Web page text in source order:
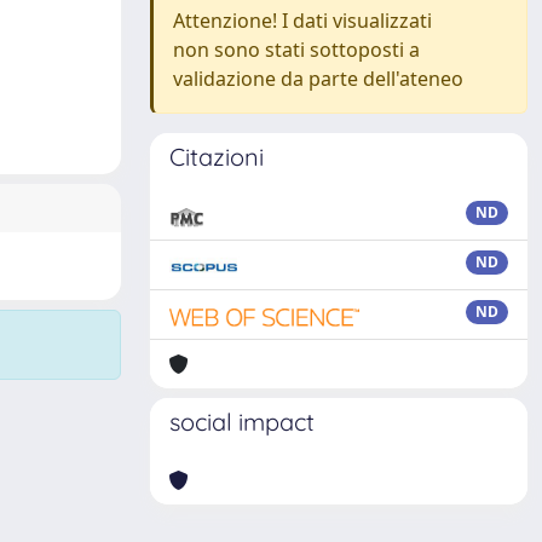
Attenzione! I dati visualizzati
non sono stati sottoposti a
validazione da parte dell'ateneo
Citazioni
ND
ND
ND
social impact